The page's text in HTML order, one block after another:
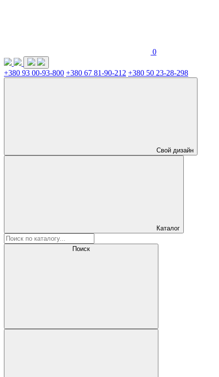
0
+380 93 00-93-800 +380 67 81-90-212 +380 50 23-28-298
Свой дизайн
Каталог
Поиск